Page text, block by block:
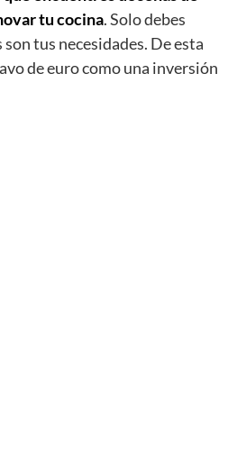
tu cocina. Solo debes
tus necesidades. De esta
de euro como una inversión